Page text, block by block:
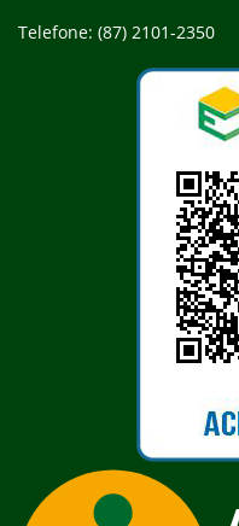
Telefone: (87) 2101-2350